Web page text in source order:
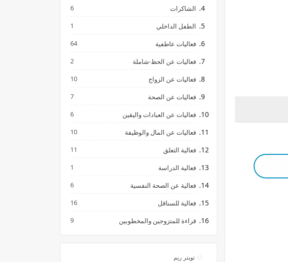
الشاكرات 6
الطفل الداخلي 1
فعاليات عاطفية 64
فعاليات عن الحظ-شاملة 2
فعاليات عن الزواج 10
فعاليات عن الصحة 7
فعاليات عن العبادات واليقين 6
فعاليات عن المال والوظيفة 10
فعالية التعلق 11
فعالية الدراسة 1
فعالية عن الصحة النفسية 6
فعالية للسناقل 16
قراءة للمتزوجين والمخطوبين 9
تويتر ريم